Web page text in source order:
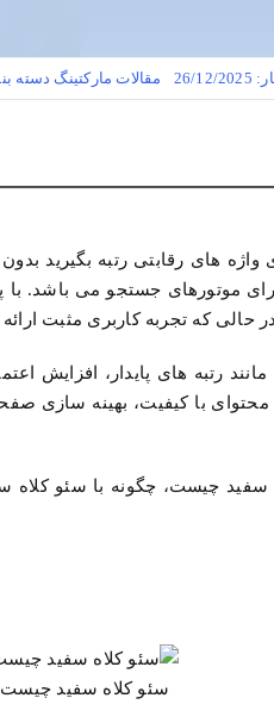
2025 مقالات مارکتینگ دسته
موتورهای جستجو می باشد.
حالی که تجربه کاربری مثبت
رتبه های پایدار، افزایش
محتوای با کیفیت، بهینه سازی
سفید چیست، چگونه با سئو کلاه
سئو کلاه سفید